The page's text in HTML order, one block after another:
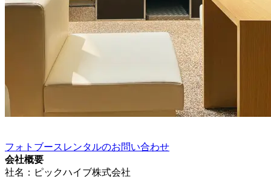
フォトブースレンタルのお問い合わせ
会社概要
社名：ピックハイブ株式会社